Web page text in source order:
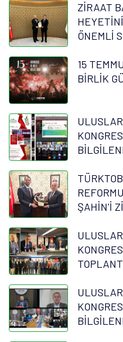
ZİRAAT
ÖNEMLİ
15
BİRLİK
ŞAHİN'İ